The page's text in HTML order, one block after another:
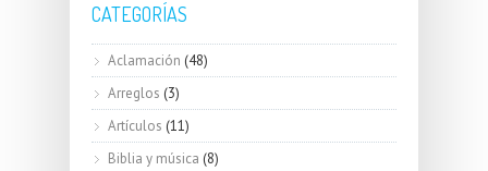
CATEGORÍAS
Aclamación (48)
Arreglos (3)
Artículos (11)
Biblia y música (8)